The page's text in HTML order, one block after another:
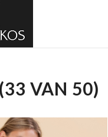
VAN 50)